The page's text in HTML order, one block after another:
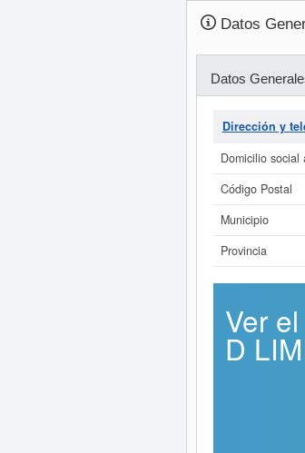
Datos
Datos
Dirección y
Domicilio social
Código Postal
Municipio
Provincia
Ver
D